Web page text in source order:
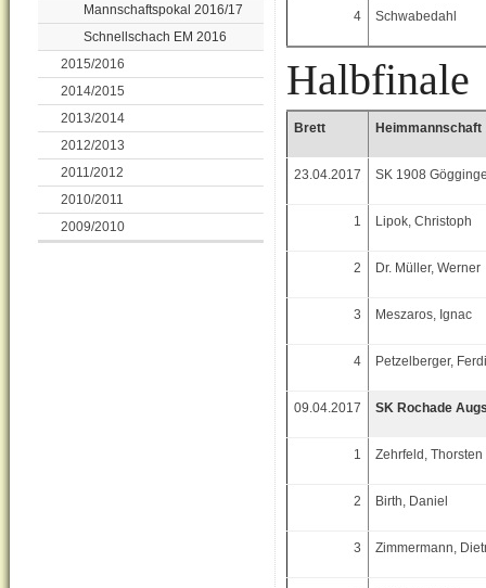
Mannschaftspokal 2016/17
Schnellschach EM 2016
2015/2016
2014/2015
2013/2014
2012/2013
2011/2012
2010/2011
2009/2010
4 Schwabedahl
Halbfinale
Brett Heimmannschaft
23.04.2017 SK 1908
1 Lipok, Christoph
2 Dr. Müller, Werner
3 Meszaros, Ignac
4 Petzelberger,
09.04.2017 SK Rochade
1 Zehrfeld, Thorsten
2 Birth, Daniel
3 Zimmermann,